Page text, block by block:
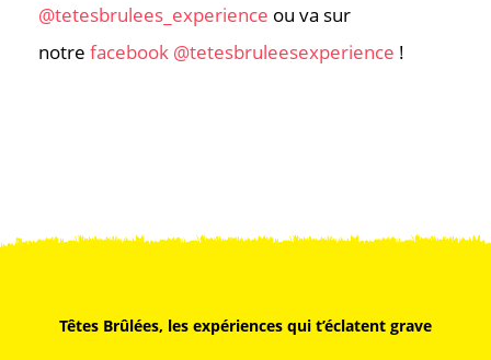
@tetesbrulees_experience ou va sur
notre facebook @tetesbruleesexperience !
Têtes Brûlées, les expériences qui t’éclatent grave